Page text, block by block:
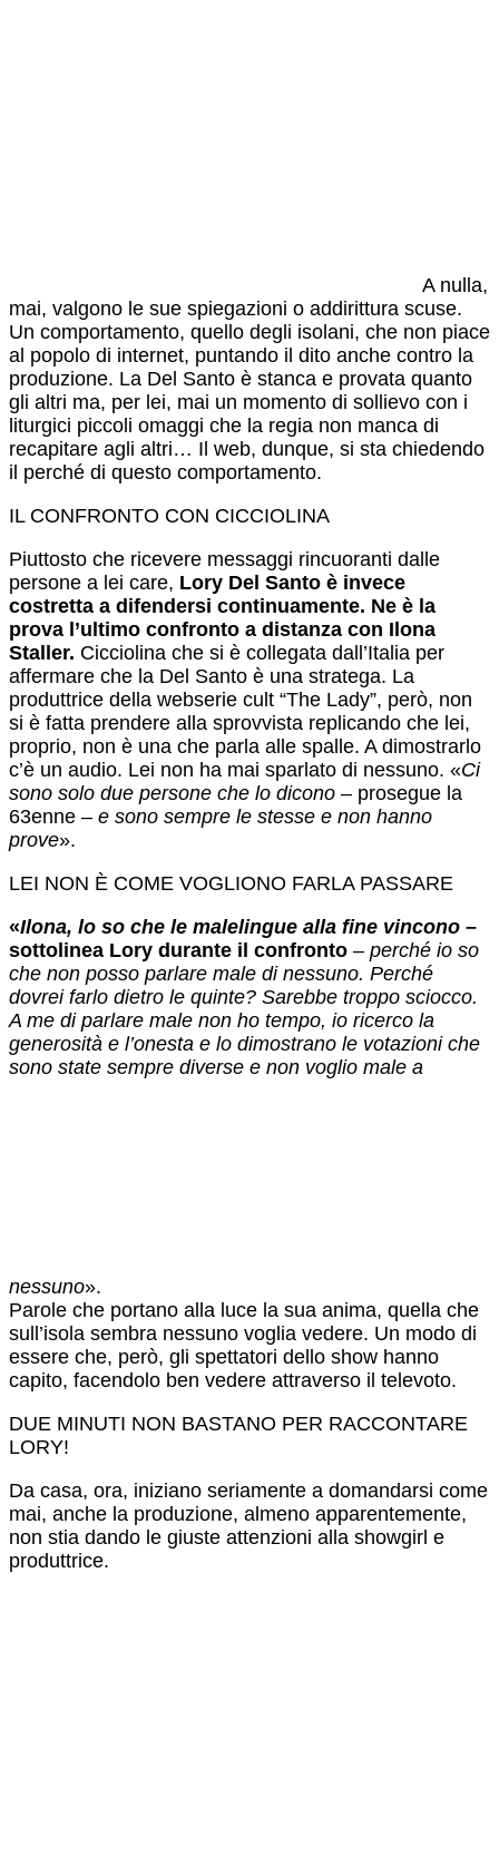
A nulla,
mai, valgono le sue spiegazioni o addirittura scuse.
Un comportamento, quello degli isolani, che non piace
al popolo di internet, puntando il dito anche contro la
produzione. La Del Santo è stanca e provata quanto
gli altri ma, per lei, mai un momento di sollievo con i
liturgici piccoli omaggi che la regia non manca di
recapitare agli altri… Il web, dunque, si sta chiedendo
il perché di questo comportamento.
IL CONFRONTO CON CICCIOLINA
Piuttosto che ricevere messaggi rincuoranti dalle
persone a lei care, Lory Del Santo è invece
costretta a difendersi continuamente. Ne è la
prova l’ultimo confronto a distanza con Ilona
Staller. Cicciolina che si è collegata dall’Italia per
affermare che la Del Santo è una stratega. La
produttrice della webserie cult “The Lady”, però, non
si è fatta prendere alla sprovvista replicando che lei,
proprio, non è una che parla alle spalle. A dimostrarlo
c’è un audio. Lei non ha mai sparlato di nessuno. «Ci
sono solo due persone che lo dicono – prosegue la
63enne – e sono sempre le stesse e non hanno
prove».
LEI NON È COME VOGLIONO FARLA PASSARE
«Ilona, lo so che le malelingue alla fine vincono –
sottolinea Lory durante il confronto – perché io so
che non posso parlare male di nessuno. Perché
dovrei farlo dietro le quinte? Sarebbe troppo sciocco.
A me di parlare male non ho tempo, io ricerco la
generosità e l’onesta e lo dimostrano le votazioni che
sono state sempre diverse e non voglio male a
nessuno».
Parole che portano alla luce la sua anima, quella che
sull’isola sembra nessuno voglia vedere. Un modo di
essere che, però, gli spettatori dello show hanno
capito, facendolo ben vedere attraverso il televoto.
DUE MINUTI NON BASTANO PER RACCONTARE
LORY!
Da casa, ora, iniziano seriamente a domandarsi come
mai, anche la produzione, almeno apparentemente,
non stia dando le giuste attenzioni alla showgirl e
produttrice.